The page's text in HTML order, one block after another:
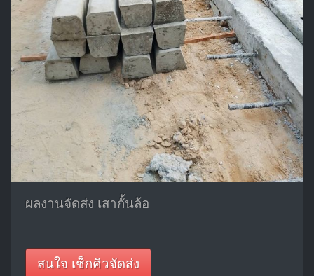
ผลงานจัดส่ง เสากั้นล้อ
สนใจ เช็กคิวจัดส่ง